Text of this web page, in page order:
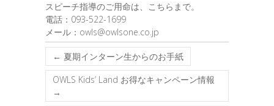
スピーチ指導のご用命は、こちらまで。
電話：093-522-1699
メール：owls@owlsone.co.jp
← 夏期インターン生からのお手紙
OWLS Kids’ Land お得なキャンペーン情報
→